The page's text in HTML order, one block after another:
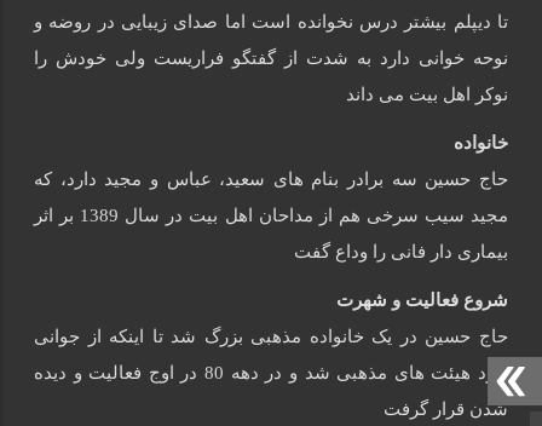
تا دیپلم بیشتر درس نخوانده است اما صدای زیبایی در روضه و
نوحه خوانی دارد به شدت از گفتگو فراریست ولی خودش را
نوکر اهل بیت می داند
خانواده
حاج حسین سه برادر بنام های سعید، عباس و مجید دارد، که
مجید سیب سرخی هم از مداحان اهل بیت در سال 1389 بر اثر
بیماری دار فانی را وداع گفت
شروع فعالیت و شهرت
حاج حسین در یک خانواده مذهبی بزرگ شد تا اینکه از جوانی
وارد هیئت های مذهبی شد و در دهه 80 در اوج فعالیت و دیده
شدن قرار گرفت